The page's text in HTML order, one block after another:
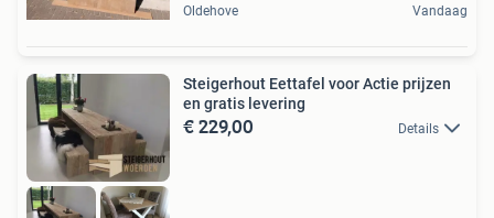
Oldehove Vandaag
Steigerhout Eettafel voor Actie prijzen
en gratis levering
€ 229,00 Details